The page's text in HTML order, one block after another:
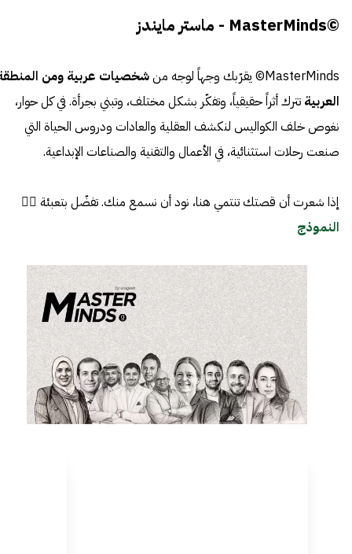
©MasterMinds - ماستر مايندز
MasterMinds© يقرّبك وجهاً لوجه من
شخصيات عربية ومن
العربية تترك أثراً حقيقياً، وتفكّر بشكل مختلف، وتبني بجرأة. في كل حوار،
نغوص خلف الكواليس لنكشف العقلية والعادات ودروس الحياة التي
صنعت رحلات استثنائية، في الأعمال والتقنية والصناعات الإبداعية.
إذا شعرت أن قصتك تنتمي هنا، نود أن نسمع منك. تفضّل بتعبئة 👈🏼
النموذج